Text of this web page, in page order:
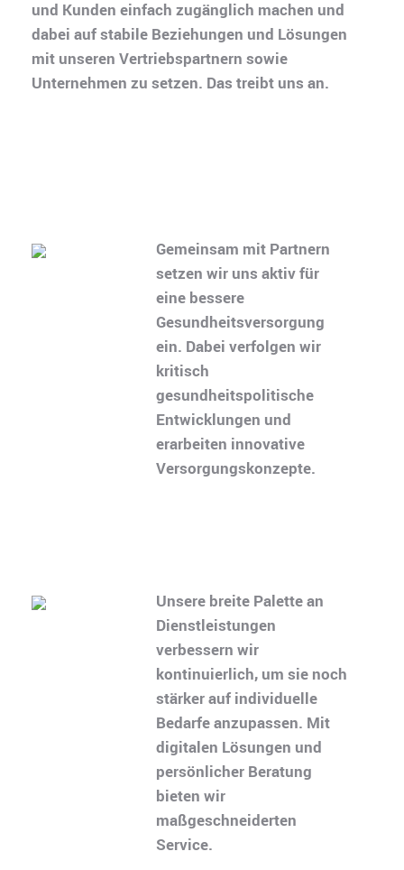
und Kunden einfach zugänglich machen und
dabei auf stabile Beziehungen und Lösungen
mit unseren Vertriebspartnern sowie
Unternehmen zu setzen. Das treibt uns an.
Gemeinsam mit Partnern
setzen wir uns aktiv für
eine bessere
Gesundheitsversorgung
ein. Dabei verfolgen wir
kritisch
gesundheitspolitische
Entwicklungen und
erarbeiten innovative
Versorgungskonzepte.
Unsere breite Palette an
Dienstleistungen
verbessern wir
kontinuierlich, um sie noch
stärker auf individuelle
Bedarfe anzupassen. Mit
digitalen Lösungen und
persönlicher Beratung
bieten wir
maßgeschneiderten
Service.